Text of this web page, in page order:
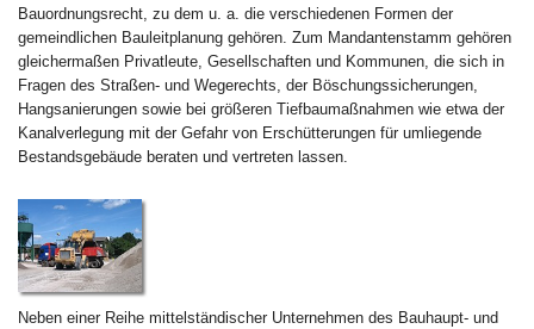
Bauordnungsrecht, zu dem u. a. die verschiedenen Formen der
gemeindlichen Bauleitplanung gehören. Zum Mandantenstamm gehören
gleichermaßen Privatleute, Gesellschaften und Kommunen, die sich in
Fragen des Straßen- und Wegerechts, der Böschungssicherungen,
Hangsanierungen sowie bei größeren Tiefbaumaßnahmen wie etwa der
Kanalverlegung mit der Gefahr von Erschütterungen für umliegende
Bestandsgebäude beraten und vertreten lassen.
Neben einer Reihe mittelständischer Unternehmen des Bauhaupt- und